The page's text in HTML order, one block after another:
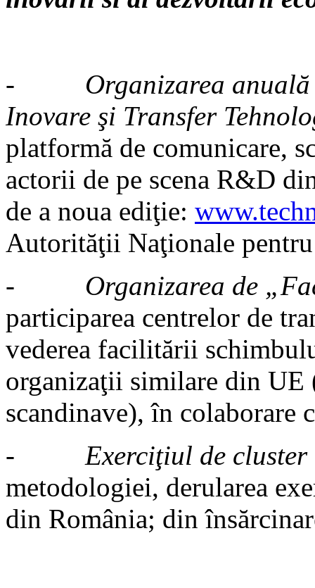
- Organizarea
Inovare şi Transfer
platformă de comunicare,
actorii de pe scena R&D
de a noua ediţie:
Autorităţii Naţionale
- Organizarea de
participarea centrelor de
vederea facilitării
organizaţii similare din UE
scandinave), în colaborare
- Exerciţiul de
metodologiei, derularea
din România; din